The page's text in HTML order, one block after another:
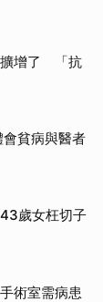
擴增了 「抗
貧病與醫者
歲女枉切子
術室需病患